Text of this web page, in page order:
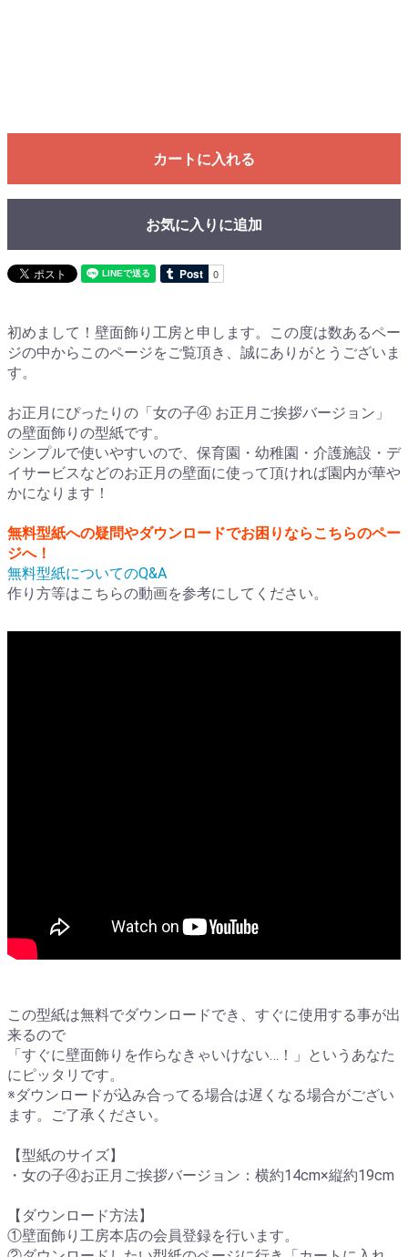
カートに入れる
お気に入りに追加
初めまして！壁面飾り工房と申します。この度は数あるペー
ジの中からこのページをご覧頂き、誠にありがとうございま
す。
お正月にぴったりの「女の子④ お正月ご挨拶バージョン」
の壁面飾りの型紙です。
シンプルで使いやすいので、保育園・幼稚園・介護施設・デ
イサービスなどのお正月の壁面に使って頂ければ園内が華や
かになります！
無料型紙への疑問やダウンロードでお困りならこちらのペー
ジへ！
無料型紙についてのQ&A
作り方等はこちらの動画を参考にしてください。
この型紙は無料でダウンロードでき、すぐに使用する事が出
来るので
「すぐに壁面飾りを作らなきゃいけない…！」というあなた
にピッタリです。
※ダウンロードが込み合ってる場合は遅くなる場合がござい
ます。ご了承ください。
【型紙のサイズ】
・女の子④お正月ご挨拶バージョン：横約14cm×縦約19cm
【ダウンロード方法】
①壁面飾り工房本店の会員登録を行います。